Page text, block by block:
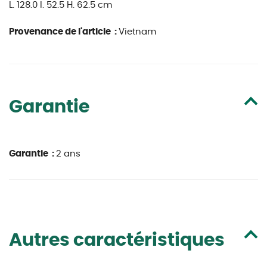
L. 128.0 l. 52.5 H. 62.5 cm
Provenance de l'article : Vietnam
Garantie
Garantie : 2 ans
Autres caractéristiques